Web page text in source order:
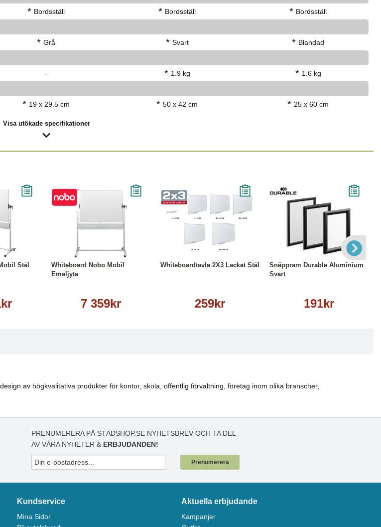
* Bordsställ * Bordsställ * Bordsställ
* Grå * Svart * Blandad
- * 1.9 kg * 1.6 kg
* 19 x 29.5 cm * 50 x 42 cm * 25 x 60 cm
Visa utökade specifikationer
Stål
Whiteboard Nobo Mobil
Emaljyta
7 359kr
Whiteboardtavla 2X3 Lackat Stål
259kr
Läs mer
Snäppram Durable Aluminium
Svart
191kr
Läs mer
av högkvalitativa produkter för kontor, skola, offentlig förvaltning, företag inom olika branscher,
PRENUMERERA PÅ STÄDSHOP.SE NYHETSBREV OCH TA DEL
AV VÅRA NYHETER & ERBJUDANDEN!
Prenumerera
Kundservice
Mina Sidor
Aktuella erbjudande
Kampanjer